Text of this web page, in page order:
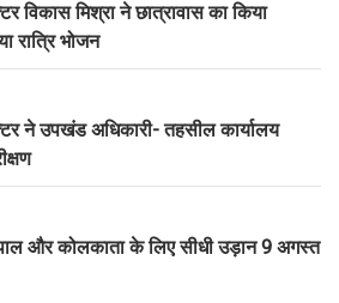
विकास मिश्रा ने छात्रावास का किया
रात्रि भोजन
ने उपखंड अधिकारी- तहसील कार्यालय
और कोलकाता के लिए सीधी उड़ान 9 अगस्त